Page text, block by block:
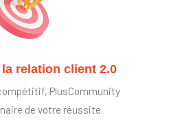
relation client 2.0
PlusCommunity
de votre réussite.